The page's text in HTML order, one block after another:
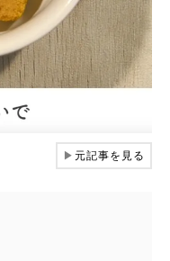
▶元記事を見る